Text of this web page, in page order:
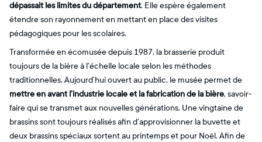
dépassait les limites du département. Elle espère également
étendre son rayonnement en mettant en place des visites
pédagogiques pour les scolaires.
Transformée en écomusée depuis 1987, la brasserie produit
toujours de la bière à l’échelle locale selon les méthodes
traditionnelles. Aujourd’hui ouvert au public, le musée permet de
mettre en avant l’industrie locale et la fabrication de la bière, savoir-
faire qui se transmet aux nouvelles générations. Une vingtaine de
brassins sont toujours réalisés afin d’approvisionner la buvette et
deux brassins spéciaux sortent au printemps et pour Noël. Afin de